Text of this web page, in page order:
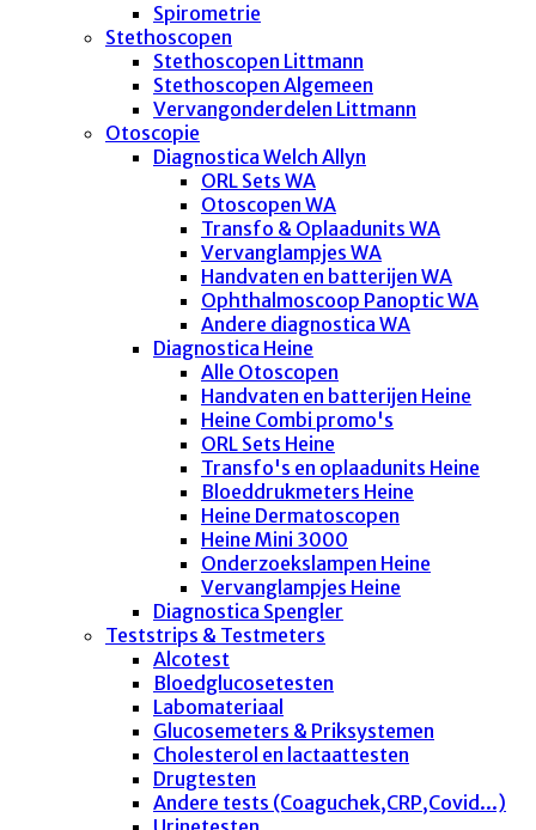
Spirometrie
Stethoscopen
Stethoscopen Littmann
Stethoscopen Algemeen
Vervangonderdelen Littmann
Otoscopie
Diagnostica Welch Allyn
ORL Sets WA
Otoscopen WA
Transfo & Oplaadunits WA
Vervanglampjes WA
Handvaten en batterijen WA
Ophthalmoscoop Panoptic WA
Andere diagnostica WA
Diagnostica Heine
Alle Otoscopen
Handvaten en batterijen Heine
Heine Combi promo's
ORL Sets Heine
Transfo's en oplaadunits Heine
Bloeddrukmeters Heine
Heine Dermatoscopen
Heine Mini 3000
Onderzoekslampen Heine
Vervanglampjes Heine
Diagnostica Spengler
Teststrips & Testmeters
Alcotest
Bloedglucosetesten
Labomateriaal
Glucosemeters & Priksystemen
Cholesterol en lactaattesten
Drugtesten
Andere tests (Coaguchek,CRP,Covid...)